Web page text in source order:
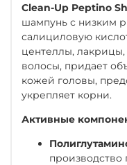
Clean-Up Peptino
шампунь с низким
салициловую
центеллы,
волосы, придает
кожей головы,
укрепляет корни.
Активные